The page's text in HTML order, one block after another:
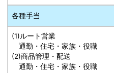
各種手当
(1)ルート営業
通勤・住宅・家族・役職
(2)商品管理・配送
通勤・住宅・家族・役職